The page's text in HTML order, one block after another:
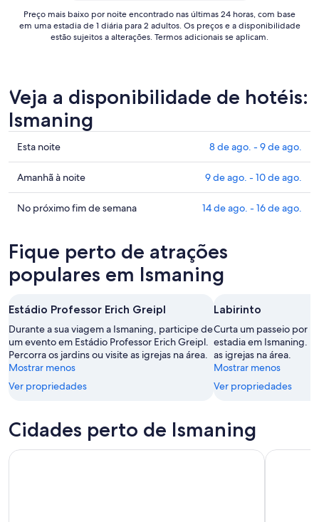
de
ago..
Preço mais baixo por noite encontrado nas últimas 24 horas, com base
em uma estadia de 1 diária para 2 adultos. Os preços e a disponibilidade
estão sujeitos a alterações. Termos adicionais se aplicam.
Veja a disponibilidade de hotéis:
Ismaning
Confira
os
preços
em
Ismaning
noite,
de
-
9
de
ago.
Esta noite 8 de ago. - 9 de ago.
Confira
os
preços
para
amanhã
à
9
de
ago.
-
10
de
Amanhã à noite 9 de ago. - 10 de ago.
Confira
em
Ismaning
para
próximo
fim
de
semana,
14
de
16
de
No próximo fim de semana 14 de ago. - 16 de ago.
Fique perto de atrações
populares em Ismaning
Estádio Professor Erich Greipl
Durante a sua viagem a Ismaning, participe de
um evento em Estádio Professor Erich Greipl.
Percorra os jardins ou visite as igrejas na área.
Mostrar menos
Ver propriedades
Labirinto
Curta um passeio por
estadia em Ismaning.
as igrejas na área.
Mostrar menos
Ver propriedades
Cidades perto de Ismaning